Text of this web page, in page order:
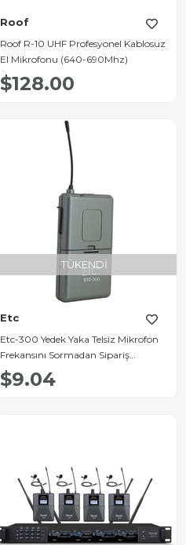
Roof
Roof R-10 UHF Profesyonel Kablosuz
El Mikrofonu (640-690Mhz)
$128.00
TÜKENDI
Etc
Etc-300 Yedek Yaka Telsiz Mikrofon
Frekansını Sormadan Sipariş
Yazmayın]
$9.04